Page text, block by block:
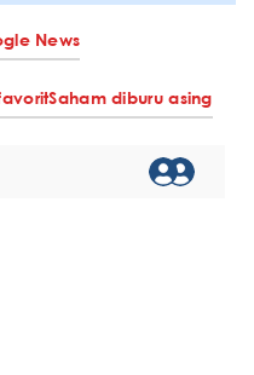
News
Saham diburu asing